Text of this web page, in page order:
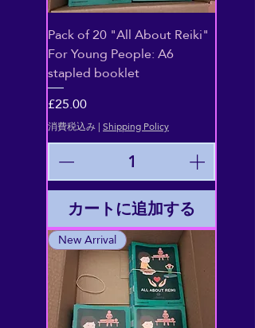
Pack of 20 "All About Reiki"
For Young People: A6
stapled booklet
価格
£25.00
消費税込み|Shipping Policy
カートに追加する
New Arrival